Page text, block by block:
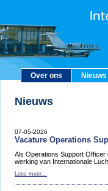
Over ons Nieuws
Nieuws
07-05-2026
Vacature Operations
Als Operations Support Officer
werking van Internationale
Lees meer...